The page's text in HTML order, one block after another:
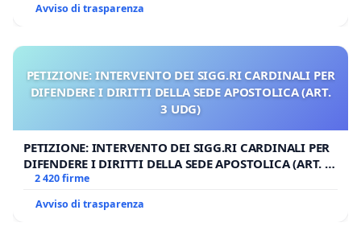
Avviso di trasparenza
PETIZIONE: INTERVENTO DEI SIGG.RI CARDINALI PER
DIFENDERE I DIRITTI DELLA SEDE APOSTOLICA (ART.
3 UDG)
PETIZIONE: INTERVENTO DEI SIGG.RI CARDINALI PER
DIFENDERE I DIRITTI DELLA SEDE APOSTOLICA (ART. 3
UDG)
2 420 firme
Avviso di trasparenza